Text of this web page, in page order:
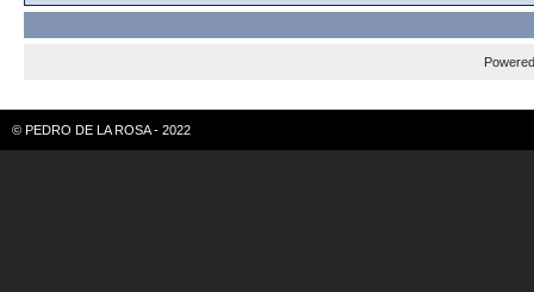
© PEDRO DE LA ROSA - 2022